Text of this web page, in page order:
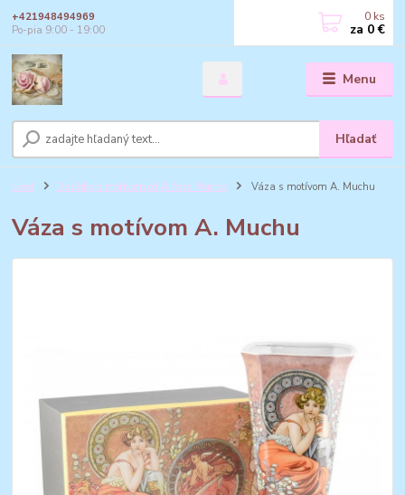
Menu
Hľadať
+421948494969
Po-pia 9:00 - 19:00
0 ks
za 0 €
Úvod Darčeky s motívom od Alfons Mucha Váza s motívom A. Muchu
Váza s motívom A. Muchu